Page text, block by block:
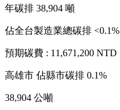
年碳排 38,904 噸
佔全台製造業總碳排 <0.1%
預期碳費 : 11,671,200 NTD
高雄市 佔縣市碳排 0.1%
38,904 公噸